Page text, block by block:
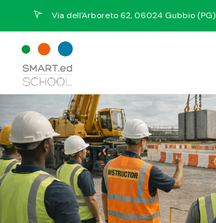
Via dell'Arboreto 62, 06024 Gubbio (PG)
info@eurekasystem.eu
Chi Siamo
Offerta Formativa
Prodotti / Servizi
Tutti i Corsi
Collabora con noi